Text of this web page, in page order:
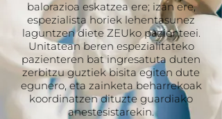
balorazioa eskatzea ere; izan ere,
espezialista horiek lehentasunez
laguntzen diete ZEUko pazienteei.
Unitatean beren espezialitateko
pazienteren bat ingresatuta duten
zerbitzu guztiek bisita egiten dute
egunero, eta zainketa beharrekoak
koordinatzen dituzte guardiako
anestesistarekin.